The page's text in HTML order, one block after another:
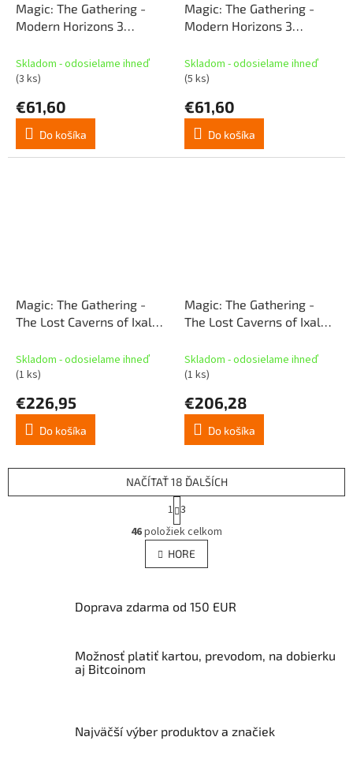
Magic: The Gathering -
Modern Horizons 3
Graveyard Overdrive (SK)
Skladom - odosielame ihneď
(3 ks)
€61,60
Do košíka
Magic: The Gathering -
Modern Horizons 3
Creative Energy
Skladom - odosielame ihneď
(5 ks)
€61,60
Do košíka
Magic: The Gathering -
The Lost Caverns of Ixalan
Ramp-Tor (SK)
Skladom - odosielame ihneď
(1 ks)
€226,95
Do košíka
Magic: The Gathering -
The Lost Caverns of Ixalan
Rites (SK)
Skladom - odosielame ihneď
(1 ks)
€206,28
Do košíka
O
v
l
á
c
p
v
NAČÍTAŤ 18 ĎALŠÍCH
S
t
r
á
n
k
a
e
1 3
46položiek celkom
HORE
Doprava zdarma od 150 EUR
Možnosť platiť kartou, prevodom, na dobierku
aj Bitcoinom
Najväčší výber produktov a značiek